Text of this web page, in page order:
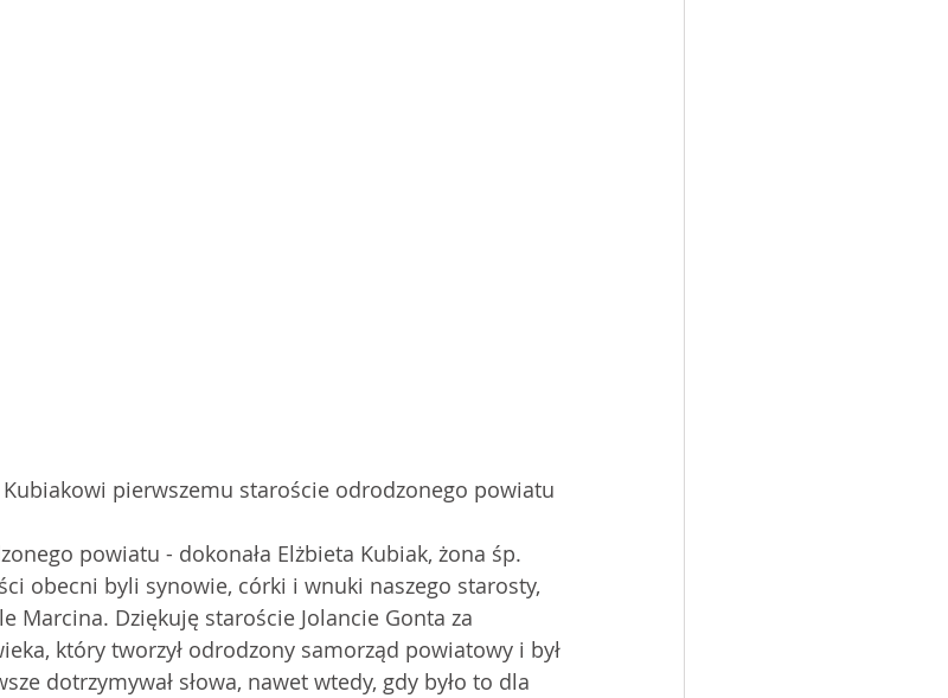
powiatu - dokonała Elżbieta Kubiak, żona śp.
obecni byli synowie, córki i wnuki naszego starosty,
Marcina. Dziękuję staroście Jolancie Gonta za
który tworzył odrodzony samorząd powiatowy i był
dotrzymywał słowa, nawet wtedy, gdy było to dla